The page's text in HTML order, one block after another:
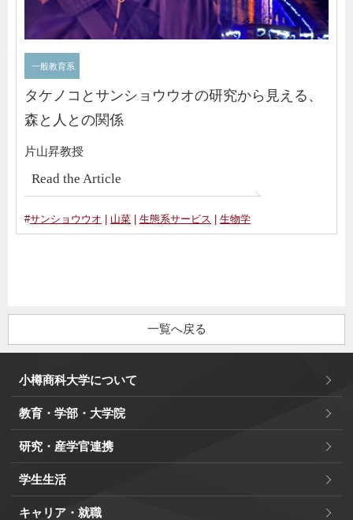
一般教育系
タケノコとサンショウウオの研究から見える、
森と人との関係
片山昇教授
Read the Article
#サンショウウオ 山菜 生態系サービス 生物学
一覧へ戻る
小樽商科大学について
教育・学部・大学院
研究・産学官連携
学生生活
キャリア・就職